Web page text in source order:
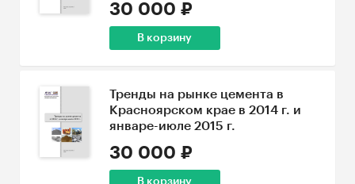
30 000 ₽
В корзину
Тренды на рынке цемента в
Красноярском крае в 2014 г. и
январе-июле 2015 г.
30 000 ₽
В корзину